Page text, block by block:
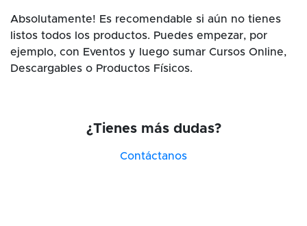
Absolutamente! Es recomendable si aún no tienes
listos todos los productos. Puedes empezar, por
ejemplo, con Eventos y luego sumar Cursos Online,
Descargables o Productos Físicos.
¿Tienes más dudas?
Contáctanos